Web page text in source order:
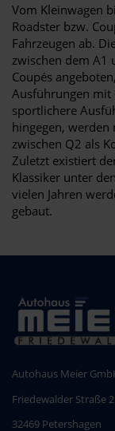
Vom Kleinwagen
Roadster bzw.
Fahrzeugen ab.
zwischen dem A1
Coupés
Ausführungen mit
sportlichere
hingegen, werden
zwischen Q2 als
Zuletzt existiert
Klassiker unter
vielen Jahren
gebaut.
Autohaus Meier
Friedewalder Straße
32469 Petershagen